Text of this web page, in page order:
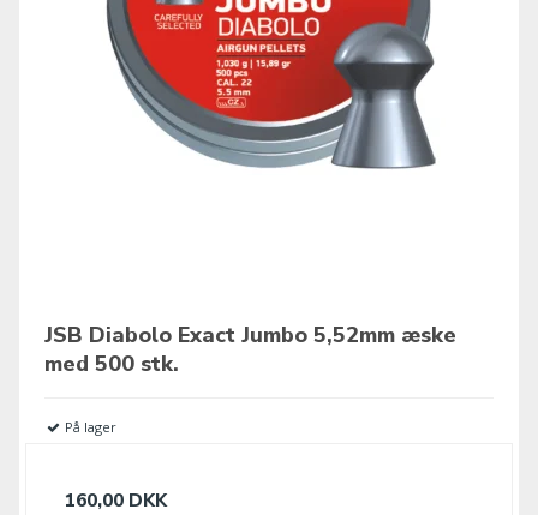
JSB Diabolo Exact Jumbo 5,52mm æske
med 500 stk.
På lager
160,00 DKK